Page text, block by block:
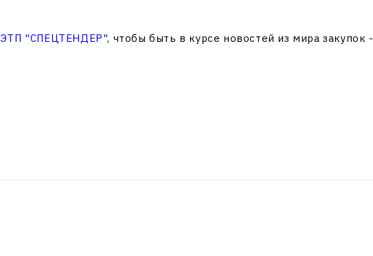
ЭТП "СПЕЦТЕНДЕР", чтобы быть в курсе новостей из мира закупок -